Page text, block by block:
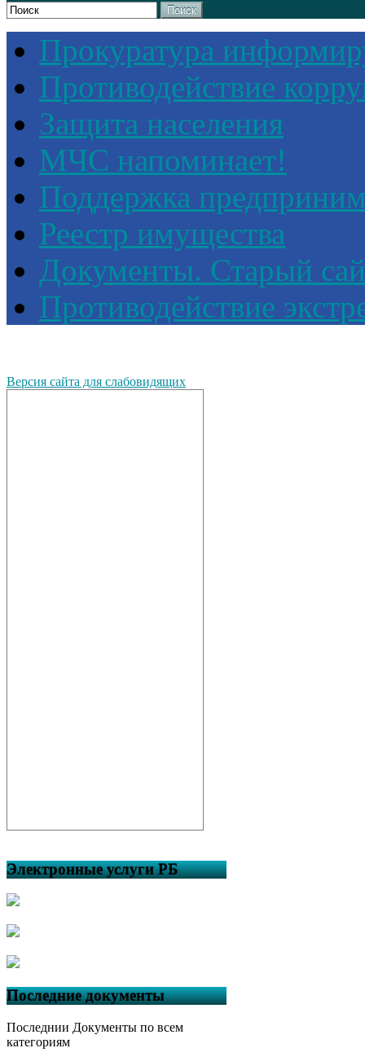
Поиск
Прокуратура
Противодействие
Защита населения
МЧС напоминает!
Поддержка
Реестр имущества
Документы. Старый
Противодействие
Версия сайта для слабовидящих
Электронные услуги РБ
Последние документы
Последнии Документы по всем
категориям